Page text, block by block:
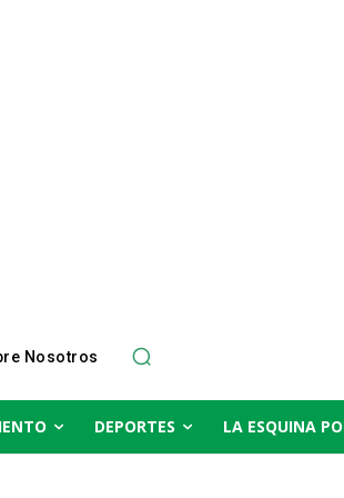
Nosotros
DEPORTES LA ESQUINA